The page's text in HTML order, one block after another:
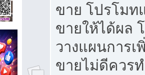
ขาย โปรโมท
ขายให้ได้ผล
วางแผนการ
ขายไม่ดีควร